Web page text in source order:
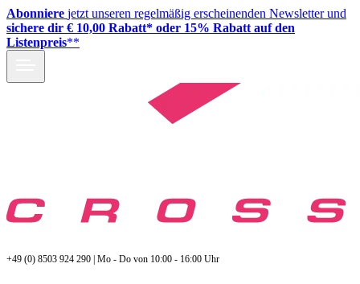
Abonniere jetzt unseren regelmäßig erscheinenden Newsletter und
sichere dir € 10,00 Rabatt* oder 15% Rabatt auf den
Listenpreis**
+49 (0) 8503 924 290 | Mo - Do von 10:00 - 16:00 Uhr